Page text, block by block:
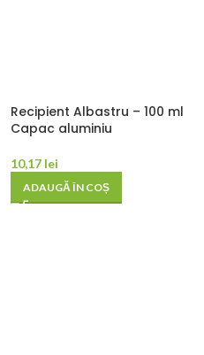
Recipient Albastru – 100 ml
Capac aluminiu
10,17 lei
ADAUGĂ ÎN COȘ